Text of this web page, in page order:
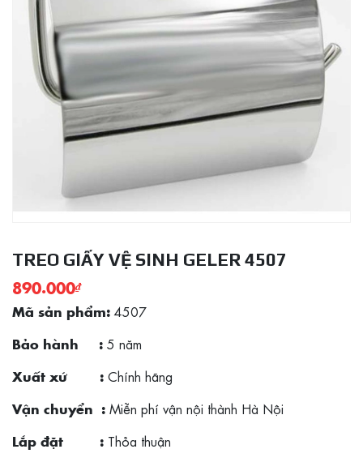
TREO GIẤY VỆ SINH GELER 4507
890.000₫
Mã sản phẩm: 4507
Bảo hành : 5 năm
Xuất xứ : Chính hãng
Vận chuyển : Miễn phí vận nội thành Hà Nội
Lắp đặt : Thỏa thuận